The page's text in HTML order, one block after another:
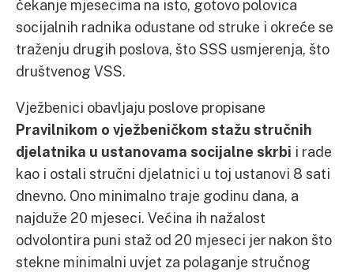
čekanje mjesecima na isto, gotovo polovica
socijalnih radnika odustane od struke i okreće se
traženju drugih poslova, što SSS usmjerenja, što
društvenog VSS.
Vježbenici obavljaju poslove propisane
Pravilnikom o vježbeničkom stažu stručnih
djelatnika u ustanovama socijalne skrbi i rade
kao i ostali stručni djelatnici u toj ustanovi 8 sati
dnevno. Ono minimalno traje godinu dana, a
najduže 20 mjeseci. Većina ih nažalost
odvolontira puni staž od 20 mjeseci jer nakon što
stekne minimalni uvjet za polaganje stručnog